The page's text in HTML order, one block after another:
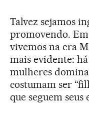
Talvez sejamos
promovendo.
vivemos na era
mais evidente:
mulheres
costumam ser
que seguem seus